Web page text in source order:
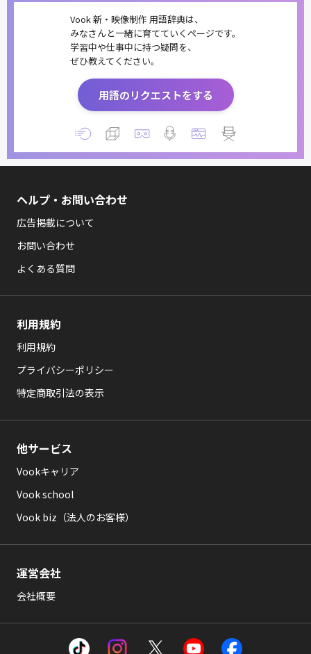
Vook 新・映像制作 用語辞典は、
みなさんと一緒に育てていくページです。
学習中や仕事中に持つ疑問を、
ぜひ教えてください。
用語のリクエストをする
ヘルプ・お問い合わせ
広告掲載について
お問い合わせ
よくある質問
利用規約
利用規約
プライバシーポリシー
特定商取引法の表示
他サービス
Vookキャリア
Vook school
Vook biz（法人のお客様）
運営会社
会社概要